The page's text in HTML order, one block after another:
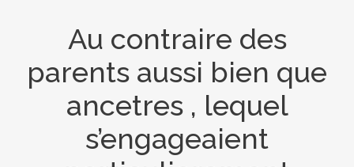
Menu
Gallery
Au contraire des
parents aussi bien que
ancetres , lequel
s’engageaient